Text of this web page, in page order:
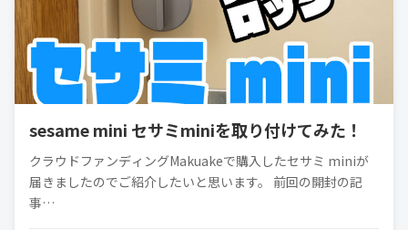
sesame mini セサミminiを取り付けてみた！
クラウドファンディングMakuakeで購入したセサミ miniが
届きましたのでご紹介したいと思います。 前回の開封の記
事…